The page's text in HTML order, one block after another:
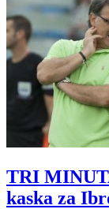
TRI
kaska za